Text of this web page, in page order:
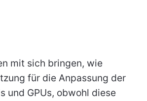
mit sich bringen, wie
für die Anpassung der
und GPUs, obwohl diese